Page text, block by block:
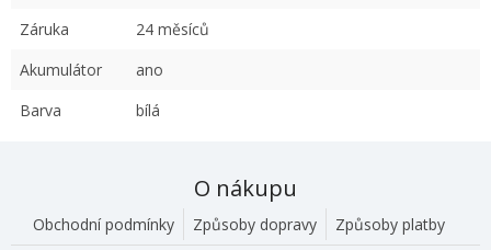
Záruka
24 měsíců
Akumulátor
ano
Barva
bílá
O nákupu
Obchodní podmínky Způsoby dopravy Způsoby platby